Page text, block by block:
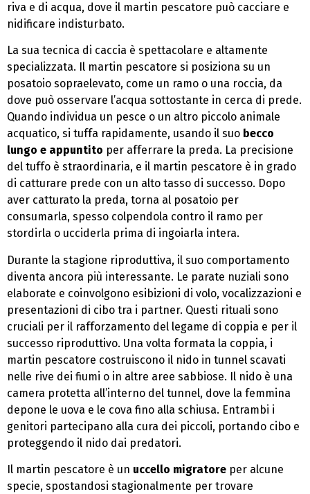
riva e di acqua, dove il martin pescatore può cacciare e
nidificare indisturbato.
La sua tecnica di caccia è spettacolare e altamente
specializzata. Il martin pescatore si posiziona su un
posatoio sopraelevato, come un ramo o una roccia, da
dove può osservare l’acqua sottostante in cerca di prede.
Quando individua un pesce o un altro piccolo animale
acquatico, si tuffa rapidamente, usando il suo becco
lungo e appuntito per afferrare la preda. La precisione
del tuffo è straordinaria, e il martin pescatore è in grado
di catturare prede con un alto tasso di successo. Dopo
aver catturato la preda, torna al posatoio per
consumarla, spesso colpendola contro il ramo per
stordirla o ucciderla prima di ingoiarla intera.
Durante la stagione riproduttiva, il suo comportamento
diventa ancora più interessante. Le parate nuziali sono
elaborate e coinvolgono esibizioni di volo, vocalizzazioni e
presentazioni di cibo tra i partner. Questi rituali sono
cruciali per il rafforzamento del legame di coppia e per il
successo riproduttivo. Una volta formata la coppia, i
martin pescatore costruiscono il nido in tunnel scavati
nelle rive dei fiumi o in altre aree sabbiose. Il nido è una
camera protetta all’interno del tunnel, dove la femmina
depone le uova e le cova fino alla schiusa. Entrambi i
genitori partecipano alla cura dei piccoli, portando cibo e
proteggendo il nido dai predatori.
Il martin pescatore è un uccello migratore per alcune
specie, spostandosi stagionalmente per trovare